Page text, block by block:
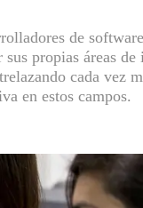
de
propias áreas de
cada vez
en estos campos.